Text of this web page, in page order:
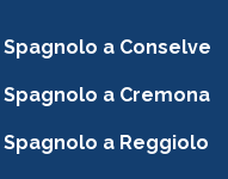
a Conselve
a Cremona
a Reggiolo